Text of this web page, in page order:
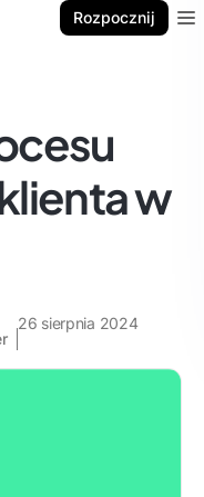
Rozpocznij
w
26 sierpnia 2024